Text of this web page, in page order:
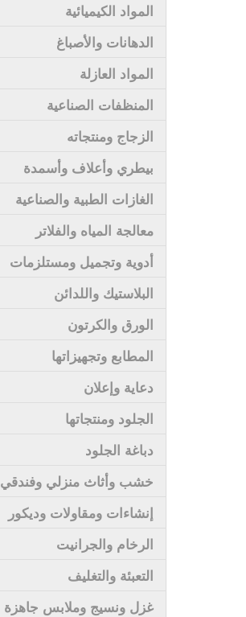
المواد الكيميائية
الدهانات والأصباغ
المواد العازلة
المنظفات الصناعية
الزجاج ومنتجاته
بيطري وأعلاف وأسمدة
الغازات الطبية والصناعية
معالجة المياه والفلاتر
أدوية وتجميل ومستلزمات
البلاستيك واللدائن
الورق والكرتون
المطابع وتجهيزاتها
دعاية وإعلان
الجلود ومنتجاتها
دباغة الجلود
خشب وأثاث منزلي وفندقي
إنشاءات ومقاولات وديكور
الرخام والجرانيت
التعبئة والتغليف
غزل ونسيج وملابس جاهزة